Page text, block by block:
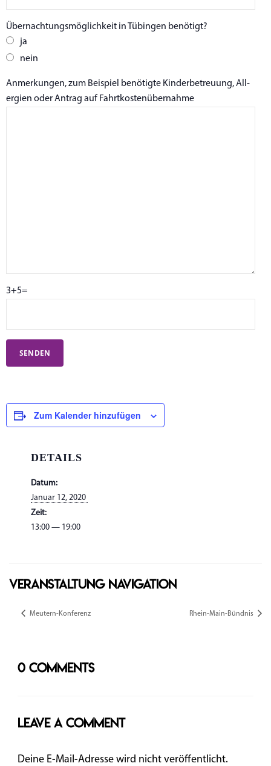
Über­nach­tungs­mög­lich­keit in Tübin­gen benötigt?
ja
nein
Anmer­kun­gen, zum Bei­spiel benö­tig­te Kin­der­be­treu­ung, All­
er­gien oder Antrag auf Fahrtkostenübernahme
3+5=
Zum Kalender hinzufügen
DETAILS
Datum:
Janu­ar 12, 2020
Zeit:
13:00 — 19:00
Veranstaltung Navigation
Meutern-Konferenz Rhein-Main-Bünd­nis
0 Comments
Leave a comment
Deine E-Mail-Adresse wird nicht veröffentlicht.